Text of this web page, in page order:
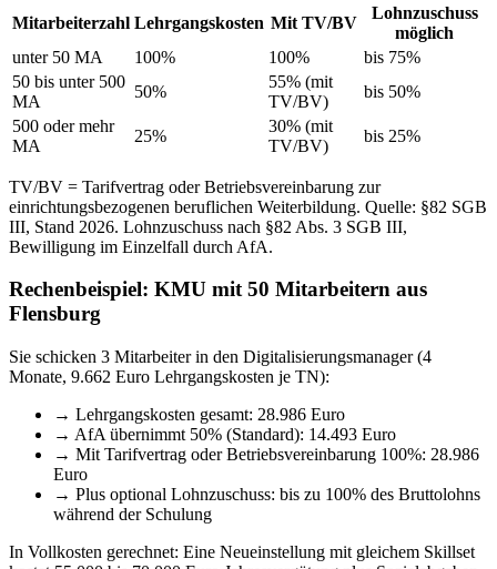
Mitarbeiterzahl Lehrgangskosten Mit TV/BV
Lohnzuschuss
möglich
unter 50 MA
100% 100%
bis 75%
50 bis unter 500
MA
50%
55% (mit
TV/BV)
bis 50%
500 oder mehr
MA
25%
30% (mit
TV/BV)
bis 25%
TV/BV = Tarifvertrag oder Betriebsvereinbarung zur
einrichtungsbezogenen beruflichen Weiterbildung. Quelle: §82 SGB
III, Stand 2026. Lohnzuschuss nach §82 Abs. 3 SGB III,
Bewilligung im Einzelfall durch AfA.
Rechenbeispiel: KMU mit 50 Mitarbeitern aus
Flensburg
Sie schicken 3 Mitarbeiter in den Digitalisierungsmanager (4
Monate, 9.662 Euro Lehrgangskosten je TN):
→ Lehrgangskosten gesamt: 28.986 Euro
→ AfA übernimmt 50% (Standard): 14.493 Euro
→ Mit Tarifvertrag oder Betriebsvereinbarung 100%: 28.986
Euro
→ Plus optional Lohnzuschuss: bis zu 100% des Bruttolohns
während der Schulung
In Vollkosten gerechnet: Eine Neueinstellung mit gleichem Skillset